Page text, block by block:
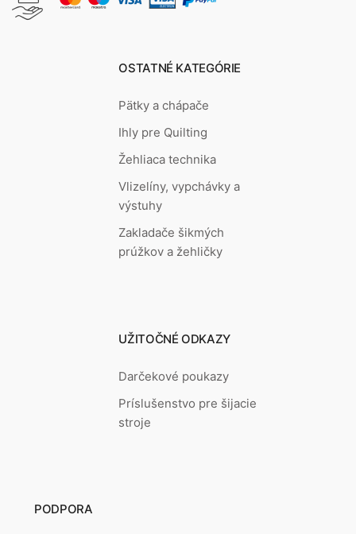
OSTATNÉ KATEGÓRIE
Pätky a chápače
Ihly pre Quilting
Žehliaca technika
Vlizelíny, vypchávky a
výstuhy
Zakladače šikmých
prúžkov a žehličky
UŽITOČNÉ ODKAZY
Darčekové poukazy
Príslušenstvo pre šijacie
stroje
PODPORA